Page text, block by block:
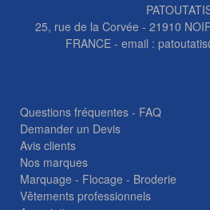
25, rue de la Corvée - 21910
FRANCE - email :
Questions fréquentes - FAQ
Demander un Devis
Avis clients
Nos marques
Marquage - Flocage - Broderie
Vêtements professionnels